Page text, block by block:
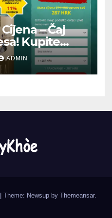
– Čaj
Kupite
ADMIN
Theme: Newsup by Themeansar.